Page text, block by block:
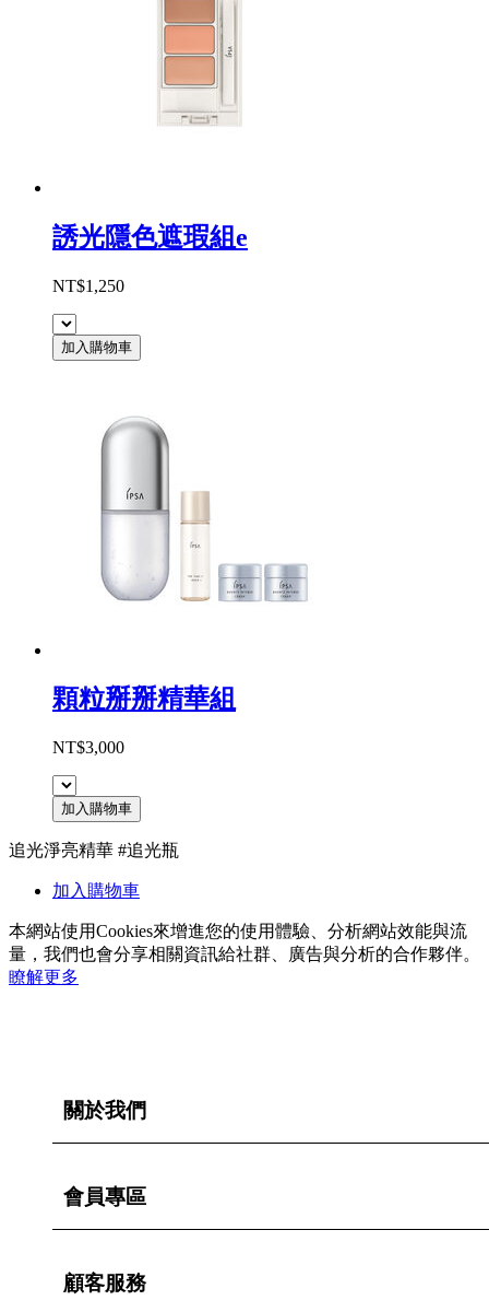
誘光隱色遮瑕組e
NT$1,250
加入購物車
顆粒掰掰精華組
NT$3,000
加入購物車
追光淨亮精華 #追光瓶
加入購物車
本網站使用Cookies來增進您的使用體驗、分析網站效能與流
量，我們也會分享相關資訊給社群、廣告與分析的合作夥伴。
瞭解更多
關於我們
會員專區
顧客服務